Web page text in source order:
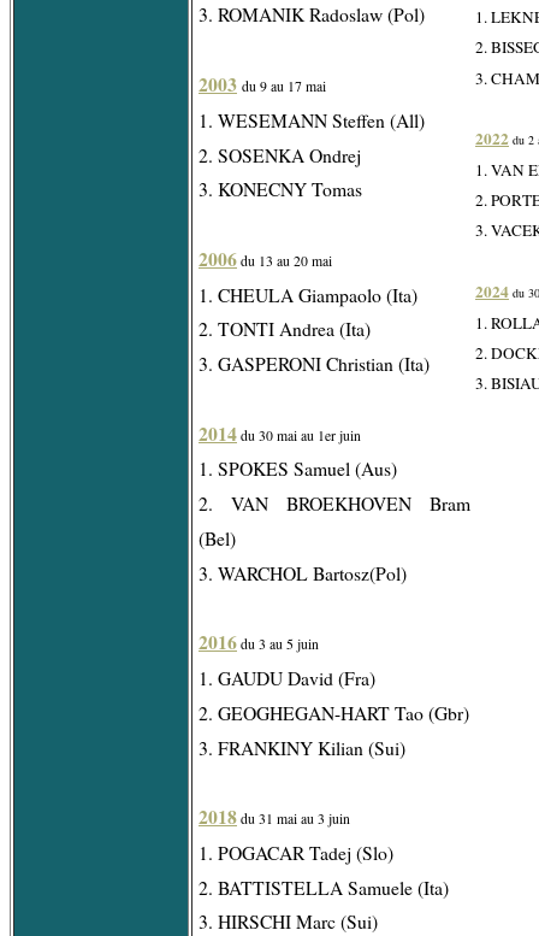
3. ROMANIK Radoslaw (Pol)
2003 du 9 au 17 mai
1. WESEMANN Steffen (All)
2. SOSENKA Ondrej
3. KONECNY Tomas
2006 du 13 au 20 mai
1. CHEULA Giampaolo (Ita)
2. TONTI Andrea (Ita)
3. GASPERONI Christian (Ita)
2014 du 30 mai au 1er juin
1. SPOKES Samuel (Aus)
2. VAN BROEKHOVEN Bram
(Bel)
3. WARCHOL Bartosz(Pol)
2016 du 3 au 5 juin
1. GAUDU David (Fra)
2. GEOGHEGAN-HART Tao (Gbr)
3. FRANKINY Kilian (Sui)
2018 du 31 mai au 3 juin
1. POGACAR Tadej (Slo)
2. BATTISTELLA Samuele (Ita)
3. HIRSCHI Marc (Sui)
1.
2.
3.
2022 du 2
1. VAN
2.
3.
2024 du
1.
2.
3.